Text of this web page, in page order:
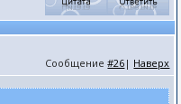
Сообщение#26 | Наверх